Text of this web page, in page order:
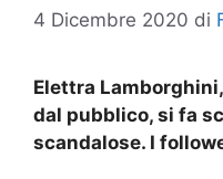
4 Dicembre 2020 di
Elettra
dal pubblico, si fa
scandalose. I